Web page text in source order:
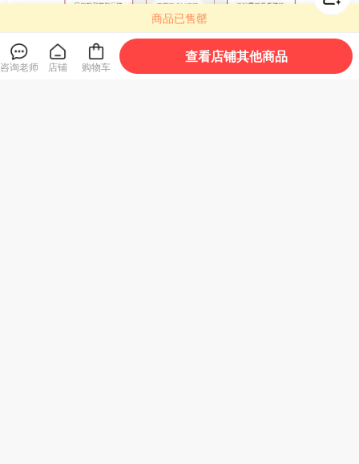
商品已售罄
咨询老师 店铺 购物车
查看店铺其他商品